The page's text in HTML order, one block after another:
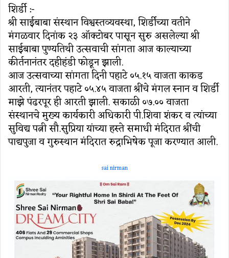
शिर्डी :-
श्री साईबाबा संस्थान विश्वस्तव्यवस्था, शिर्डीच्या वतीने
मंगळवार दिनांक २३ ऑक्‍टोबर पासून सुरु असलेल्‍या श्री
साईबाबा पुण्‍यतिथी उत्‍सवाची सांगता आज काल्याच्या
कीर्तनानंतर दहीहंडी फोडून झाली.
आज उत्‍सवाच्‍या सांगता दिनी पहाटे ०५.१५ वाजता काकड
आरती, त्‍यानंतर पहाटे ०५.४५ वाजता श्रींचे मंगल स्‍नान व शिर्डी
माझे पंढरपूर ही आरती झाली. सकाळी ०७.०० वाजता
संस्थानचे मुख्‍य कार्यकारी अधिकारी पी.शिवा शंकर व त्‍यांच्‍या
सुविद्य पत्नी सौ.सुप्रिया यांच्‍या हस्‍ते समाधी मंदिरात श्रींची
पाद्यपुजा व गुरुस्‍थान मंदिरात रुद्राभिषेक पूजा करण्‍यात आली.
sai nirman